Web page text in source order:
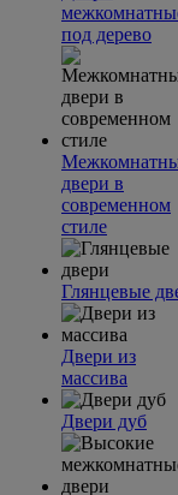
под дерево
двери в
современном
стиле
Глянцевые
Двери из
массива
Двери дуб